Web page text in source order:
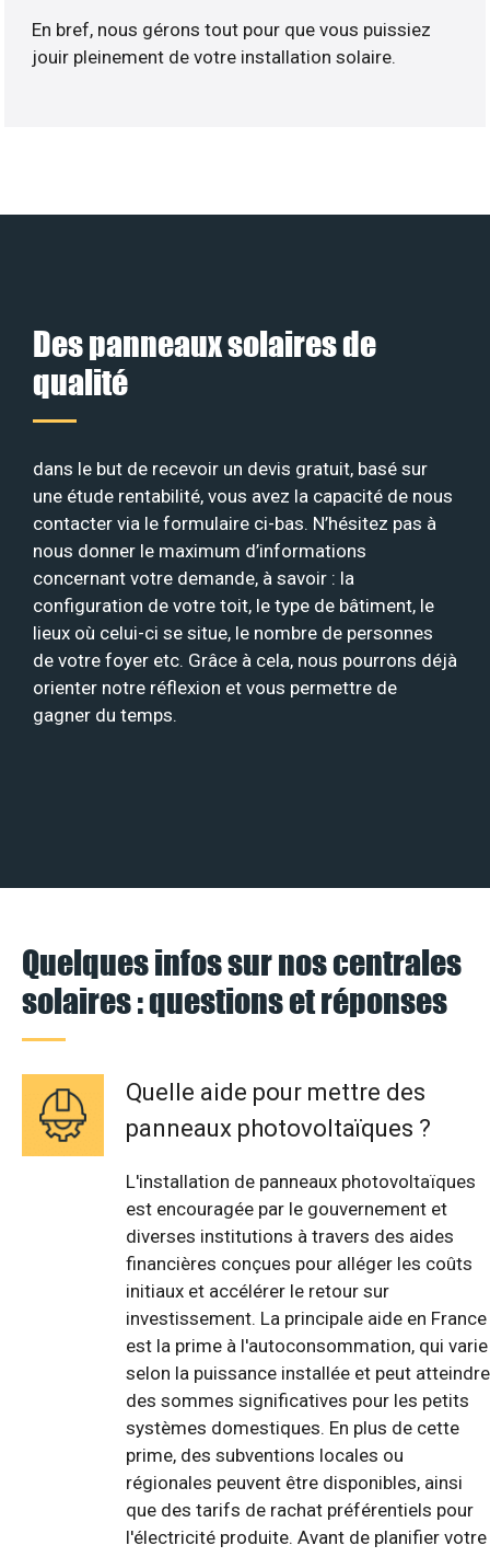
En bref, nous gérons tout pour que vous puissiez
jouir pleinement de votre installation solaire.
Des panneaux solaires de
qualité
dans le but de recevoir un devis gratuit, basé sur
une étude rentabilité, vous avez la capacité de nous
contacter via le formulaire ci-bas. N’hésitez pas à
nous donner le maximum d’informations
concernant votre demande, à savoir : la
configuration de votre toit, le type de bâtiment, le
lieux où celui-ci se situe, le nombre de personnes
de votre foyer etc. Grâce à cela, nous pourrons déjà
orienter notre réflexion et vous permettre de
gagner du temps.
Quelques infos sur nos centrales
solaires : questions et réponses
Quelle aide pour mettre des
panneaux photovoltaïques ?
L'installation de panneaux photovoltaïques
est encouragée par le gouvernement et
diverses institutions à travers des aides
financières conçues pour alléger les coûts
initiaux et accélérer le retour sur
investissement. La principale aide en France
est la prime à l'autoconsommation, qui varie
selon la puissance installée et peut atteindre
des sommes significatives pour les petits
systèmes domestiques. En plus de cette
prime, des subventions locales ou
régionales peuvent être disponibles, ainsi
que des tarifs de rachat préférentiels pour
l'électricité produite. Avant de planifier votre